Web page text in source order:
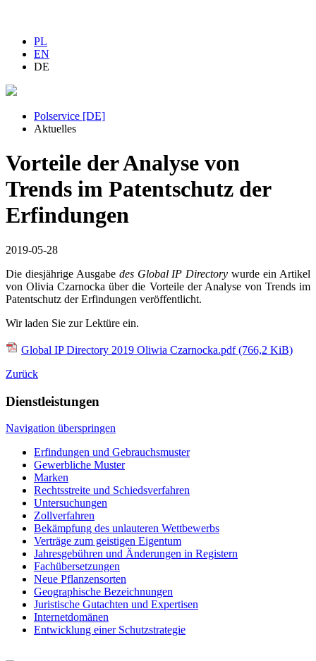
PL
EN
DE
Polservice [DE]
Aktuelles
Vorteile der Analyse von
Trends im Patentschutz der
Erfindungen
2019-05-28
Die diesjährige Ausgabe des Global IP Directory wurde ein Artikel
von Olivia Czarnocka über die Vorteile der Analyse von Trends im
Patentschutz der Erfindungen veröffentlicht.
Wir laden Sie zur Lektüre ein.
Global IP Directory 2019 Oliwia Czarnocka.pdf(766,2 KiB)
Zurück
Dienstleistungen
Navigation überspringen
Erfindungen und Gebrauchsmuster
Gewerbliche Muster
Marken
Rechtsstreite und Schiedsverfahren
Untersuchungen
Zollverfahren
Bekämpfung des unlauteren Wettbewerbs
Verträge zum geistigen Eigentum
Jahresgebühren und Änderungen in Registern
Fachübersetzungen
Neue Pflanzensorten
Geographische Bezeichnungen
Juristische Gutachten und Expertisen
Internetdomänen
Entwicklung einer Schutzstrategie